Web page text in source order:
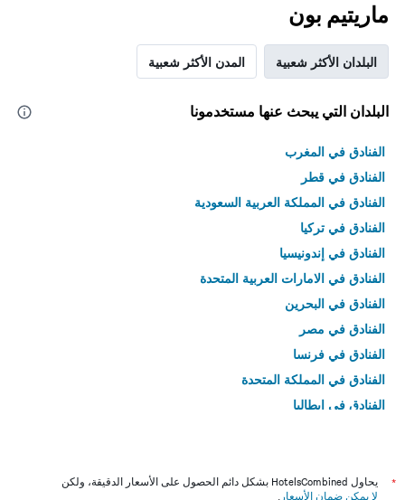
ماريتيم بون
البلدان الأكثر شعبية المدن الأكثر شعبية
البلدان التي يبحث عنها مستخدمونا
الفنادق في المغرب
الفنادق في قطر
الفنادق في المملكة العربية السعودية
الفنادق في تركيا
الفنادق في إندونيسيا
الفنادق في الامارات العربية المتحدة
الفنادق في البحرين
الفنادق في مصر
الفنادق في فرنسا
الفنادق في المملكة المتحدة
الفنادق في إيطاليا
*
يحاول HotelsCombined بشكل دائم الحصول على الأسعار الدقيقة، ولكن
لا يمكن ضمان الأسعار .